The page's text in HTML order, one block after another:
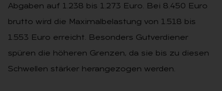
Abgaben auf 1.238 bis 1.273 Euro. Bei 8.450 Euro
brutto wird die Maximalbelastung von 1.518 bis
1.553 Euro erreicht. Besonders Gutverdiener
spüren die höheren Grenzen, da sie bis zu diesen
Schwellen stärker herangezogen werden.